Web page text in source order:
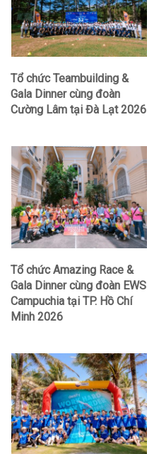
Tổ chức Teambuilding &
Gala Dinner cùng đoàn
Cường Lâm tại Đà Lạt 2026
Tổ chức Amazing Race &
Gala Dinner cùng đoàn EWS
Campuchia tại TP. Hồ Chí
Minh 2026